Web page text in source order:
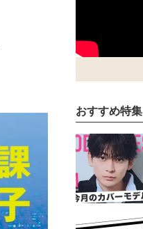
おすすめ特集